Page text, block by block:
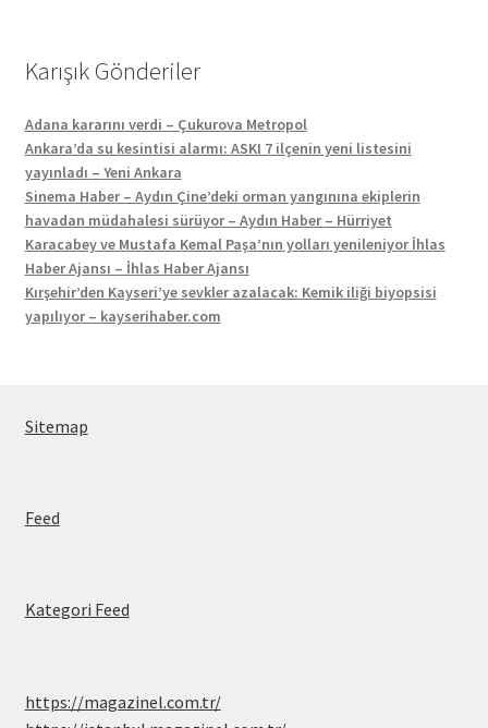
Karışık Gönderiler
Adana kararını verdi – Çukurova Metropol
Ankara’da su kesintisi alarmı: ASKI 7 ilçenin yeni listesini
yayınladı – Yeni Ankara
Sinema Haber – Aydın Çine’deki orman yangınına ekiplerin
havadan müdahalesi sürüyor – Aydın Haber – Hürriyet
Karacabey ve Mustafa Kemal Paşa’nın yolları yenileniyor İhlas
Haber Ajansı – İhlas Haber Ajansı
Kırşehir’den Kayseri’ye sevkler azalacak: Kemik iliği biyopsisi
yapılıyor – kayserihaber.com
Sitemap
Feed
Kategori Feed
https://magazinel.com.tr/